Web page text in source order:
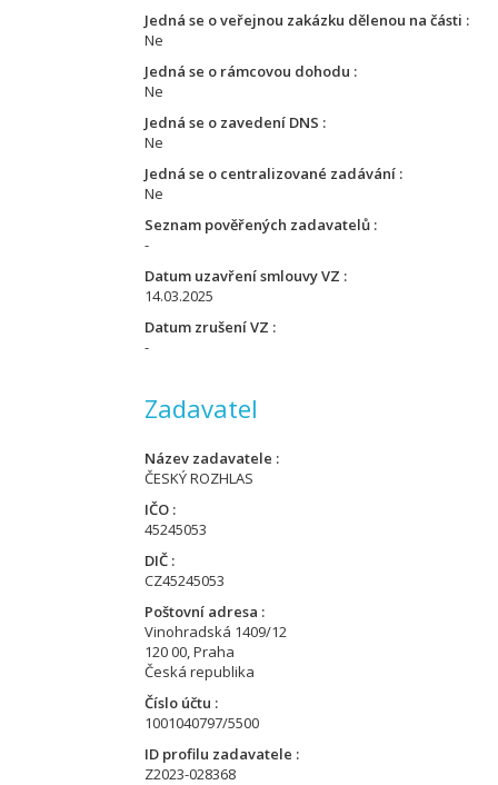
Jedná se o veřejnou zakázku dělenou na části
Ne
Jedná se o rámcovou dohodu
Ne
Jedná se o zavedení DNS
Ne
Jedná se o centralizované zadávání
Ne
Seznam pověřených zadavatelů
-
Datum uzavření smlouvy VZ
14.03.2025
Datum zrušení VZ
-
Zadavatel
Název zadavatele
ČESKÝ ROZHLAS
IČO
45245053
DIČ
CZ45245053
Poštovní adresa
Vinohradská 1409/12
120 00, Praha
Česká republika
Číslo účtu
1001040797/5500
ID profilu zadavatele
Z2023-028368